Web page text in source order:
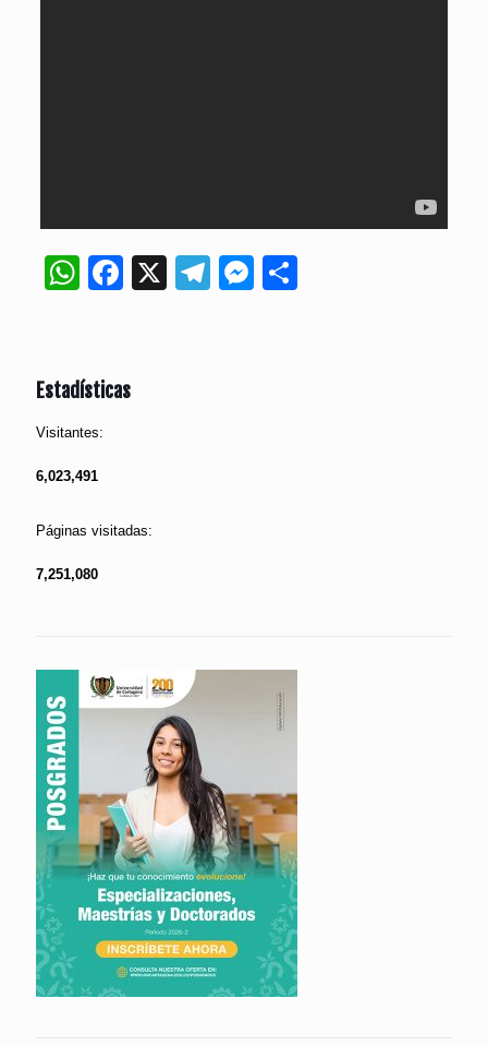
WhatsApp
Facebook
X Telegram
Messenger
Estadísticas
Visitantes:
6,023,491
Páginas visitadas:
7,251,080